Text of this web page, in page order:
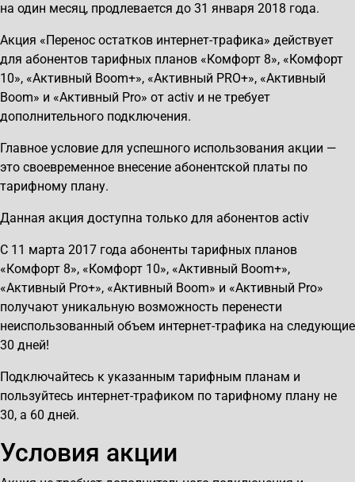
на один месяц, продлевается до 31 января 2018 года.
Акция «Перенос остатков интернет-трафика» действует
для абонентов тарифных планов «Комфорт 8», «Комфорт
10», «Активный Boom+», «Активный PRO+», «Активный
Boom» и «Активный Pro» от activ и не требует
дополнительного подключения.
Главное условие для успешного использования акции —
это своевременное внесение абонентской платы по
тарифному плану.
Данная акция доступна только для абонентов activ
С 11 марта 2017 года абоненты тарифных планов
«Комфорт 8», «Комфорт 10», «Активный Boom+»,
«Активный Pro+», «Активный Boom» и «Активный Pro»
получают уникальную возможность перенести
неиспользованный объем интернет-трафика на следующие
30 дней!
Подключайтесь к указанным тарифным планам и
пользуйтесь интернет-трафиком по тарифному плану не
30, а 60 дней.
Условия акции